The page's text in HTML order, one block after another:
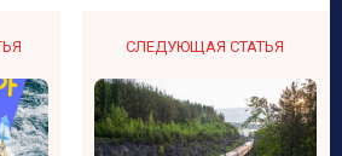
СЛЕДУЮЩАЯ СТАТЬЯ